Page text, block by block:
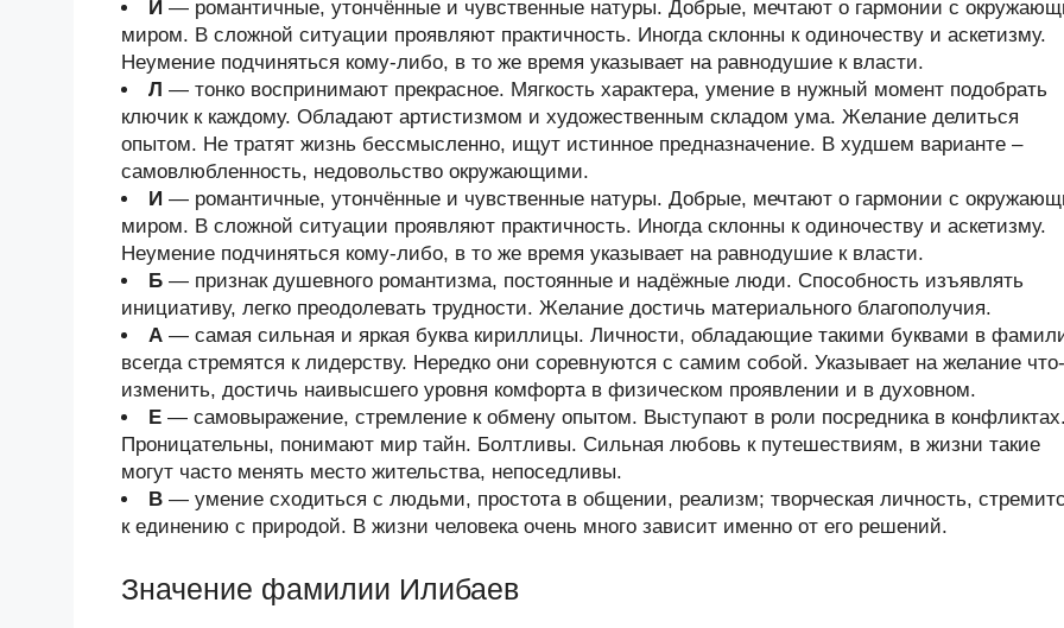
И — романтичные, утончённые и чувственные натуры. Добрые, мечтают о гармонии с
миром. В сложной ситуации проявляют практичность. Иногда склонны к одиночеству и аскетизму.
Неумение подчиняться кому-либо, в то же время указывает на равнодушие к власти.
Л — тонко воспринимают прекрасное. Мягкость характера, умение в нужный момент подобрать
ключик к каждому. Обладают артистизмом и художественным складом ума. Желание делиться
опытом. Не тратят жизнь бессмысленно, ищут истинное предназначение. В худшем варианте –
самовлюбленность, недовольство окружающими.
И — романтичные, утончённые и чувственные натуры. Добрые, мечтают о гармонии с
миром. В сложной ситуации проявляют практичность. Иногда склонны к одиночеству и аскетизму.
Неумение подчиняться кому-либо, в то же время указывает на равнодушие к власти.
Б — признак душевного романтизма, постоянные и надёжные люди. Способность изъявлять
инициативу, легко преодолевать трудности. Желание достичь материального благополучия.
А — самая сильная и яркая буква кириллицы. Личности, обладающие такими буквами в
всегда стремятся к лидерству. Нередко они соревнуются с самим собой. Указывает на желание
изменить, достичь наивысшего уровня комфорта в физическом проявлении и в духовном.
Е — самовыражение, стремление к обмену опытом. Выступают в роли посредника в
Проницательны, понимают мир тайн. Болтливы. Сильная любовь к путешествиям, в жизни такие
могут часто менять место жительства, непоседливы.
В — умение сходиться с людьми, простота в общении, реализм; творческая личность,
к единению с природой. В жизни человека очень много зависит именно от его решений.
Значение фамилии Илибаев